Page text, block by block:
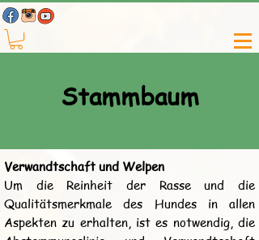
Stammbaum
Verwandtschaft und Welpen
Um die Reinheit der Rasse und die
Qualitätsmerkmale des Hundes in allen
Aspekten zu erhalten, ist es notwendig, die